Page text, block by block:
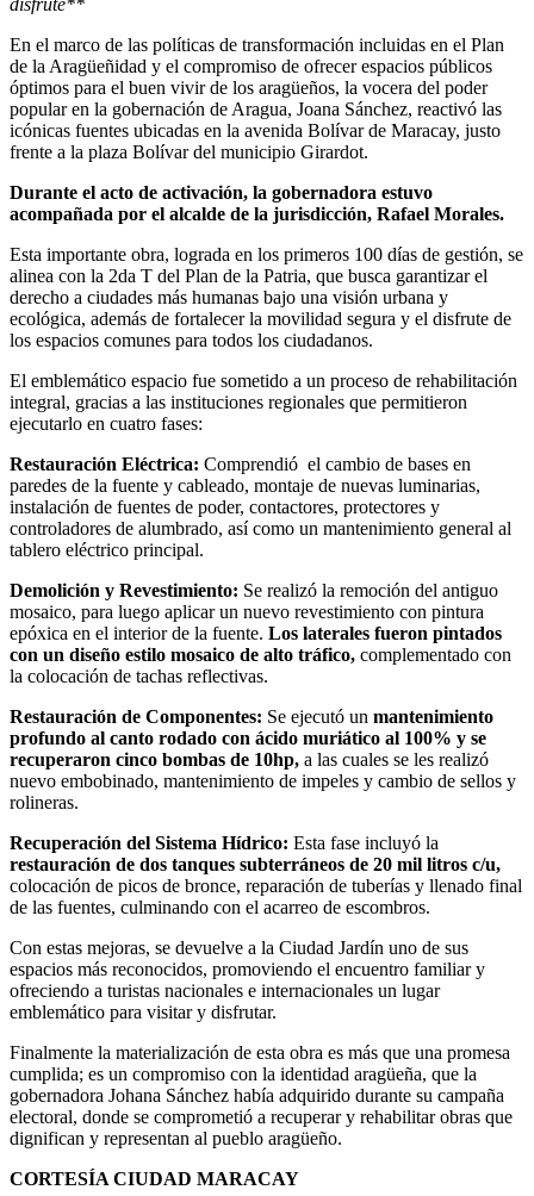
disfrute**
En el marco de las políticas de transformación incluidas en el Plan
de la Aragüeñidad y el compromiso de ofrecer espacios públicos
óptimos para el buen vivir de los aragüeños, la vocera del poder
popular en la gobernación de Aragua, Joana Sánchez, reactivó las
icónicas fuentes ubicadas en la avenida Bolívar de Maracay, justo
frente a la plaza Bolívar del municipio Girardot.
Durante el acto de activación, la gobernadora estuvo
acompañada por el alcalde de la jurisdicción, Rafael Morales.
Esta importante obra, lograda en los primeros 100 días de gestión, se
alinea con la 2da T del Plan de la Patria, que busca garantizar el
derecho a ciudades más humanas bajo una visión urbana y
ecológica, además de fortalecer la movilidad segura y el disfrute de
los espacios comunes para todos los ciudadanos.
El emblemático espacio fue sometido a un proceso de rehabilitación
integral, gracias a las instituciones regionales que permitieron
ejecutarlo en cuatro fases:
Restauración Eléctrica: Comprendió el cambio de bases en
paredes de la fuente y cableado, montaje de nuevas luminarias,
instalación de fuentes de poder, contactores, protectores y
controladores de alumbrado, así como un mantenimiento general al
tablero eléctrico principal.
Demolición y Revestimiento: Se realizó la remoción del antiguo
mosaico, para luego aplicar un nuevo revestimiento con pintura
epóxica en el interior de la fuente. Los laterales fueron pintados
con un diseño estilo mosaico de alto tráfico, complementado con
la colocación de tachas reflectivas.
Restauración de Componentes: Se ejecutó un mantenimiento
profundo al canto rodado con ácido muriático al 100% y se
recuperaron cinco bombas de 10hp, a las cuales se les realizó
nuevo embobinado, mantenimiento de impeles y cambio de sellos y
rolineras.
Recuperación del Sistema Hídrico: Esta fase incluyó la
restauración de dos tanques subterráneos de 20 mil litros c/u,
colocación de picos de bronce, reparación de tuberías y llenado final
de las fuentes, culminando con el acarreo de escombros.
Con estas mejoras, se devuelve a la Ciudad Jardín uno de sus
espacios más reconocidos, promoviendo el encuentro familiar y
ofreciendo a turistas nacionales e internacionales un lugar
emblemático para visitar y disfrutar.
Finalmente la materialización de esta obra es más que una promesa
cumplida; es un compromiso con la identidad aragüeña, que la
gobernadora Johana Sánchez había adquirido durante su campaña
electoral, donde se comprometió a recuperar y rehabilitar obras que
dignifican y representan al pueblo aragüeño.
CORTESÍA CIUDAD MARACAY